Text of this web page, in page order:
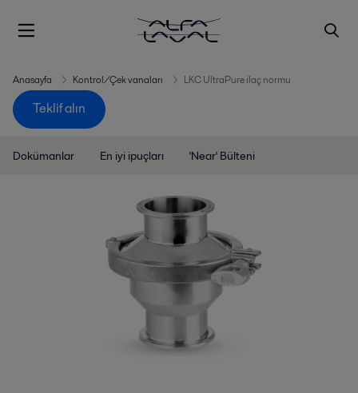
Anasayfa Kontrol/Çek vanaları LKC UltraPure ilaç normu
Teklif alın
Dokümanlar En iyi ipuçları 'Near' Bülteni